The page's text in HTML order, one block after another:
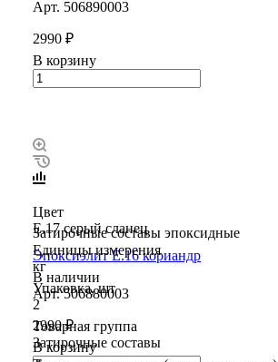
Цвет
E.17 серый сланец
Единицы измерения
кг
Упаковка, шт
2
Товарная группа
Затирочные составы
Арт. 506890003
2990 ₽
В корзину
Затирочные составы эпоксидные
Эпоксиэлит E.16 кориандр
В наличии
Арт.506880003
2990 ₽
В корзину